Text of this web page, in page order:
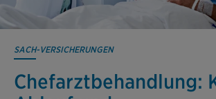
SACH-VERSICHERUNGEN
Chefarzt­behandlung: